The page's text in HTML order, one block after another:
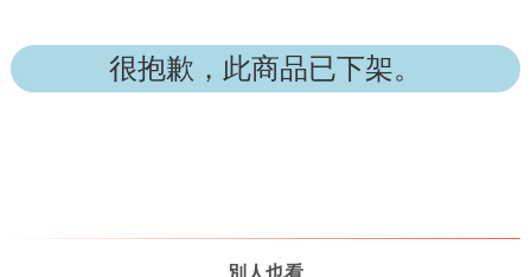
很抱歉，此商品已下架。